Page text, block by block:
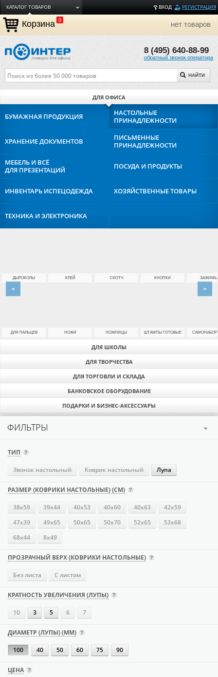
ВХОД РЕГИСТРАЦИЯ
КАТАЛОГ ТОВАРОВ
ДОСТАВКА
ОПЛАТА
ТОРГОВЫЕ МАРКИ
О КОМПАНИИ
Корзина 0 нет товаров
8 (495) 640-88-99
обратный звонок оператора
НАЙТИ
ДЛЯ ОФИСА
ДЛЯ ШКОЛЫ
ДЛЯ ТВОРЧЕСТВА
ДЛЯ ТОРГОВЛИ И СКЛАДА
БАНКОВСКОЕ ОБОРУДОВАНИЕ
ПОДАРКИ И БИЗНЕС-АКСЕССУАРЫ
БУМАЖНАЯ ПРОДУКЦИЯ
НАСТОЛЬНЫЕ
ПРИНАДЛЕЖНОСТИ
ХРАНЕНИЕДОКУМЕНТОВ
ПИСЬМЕННЫЕ
ПРИНАДЛЕЖНОСТИ
МЕБЕЛЬ И ВСЁ
ДЛЯ ПРЕЗЕНТАЦИЙ
ПОСУДА И ПРОДУКТЫ
ИНВЕНТАРЬ ИСПЕЦОДЕЖДА ХОЗЯЙСТВЕННЫЕТОВАРЫ
ТЕХНИКА ИЭЛЕКТРОНИКА
ДЫРОКОЛЫ КЛЕЙ СКОТЧ КНОПКИ ЗАЖИМЫ
ДЛЯ ПАЛЬЦЕВ НОЖИ НОЖНИЦЫ ШТАМПЫ ГОТОВЫЕ
< >
ФИЛЬТРЫ
ТИП
Звонок настольный Коврик настольный Лупа
РАЗМЕР (КОВРИКИ НАСТОЛЬНЫЕ) (СМ)
38х59 39х44 40х53 40х60 40х63
42х59
47х39
49х65 50х65 50х70 52х65
53х68
68х44
8х49
ПРОЗРАЧНЫЙ ВЕРХ (КОВРИКИ НАСТОЛЬНЫЕ)
Без листа С листом
КРАТНОСТЬ УВЕЛИЧЕНИЯ (ЛУПЫ)
10 3 5 6 7
ДИАМЕТР (ЛУПЫ) (ММ)
100 40 50 60 75 90
ЦЕНА